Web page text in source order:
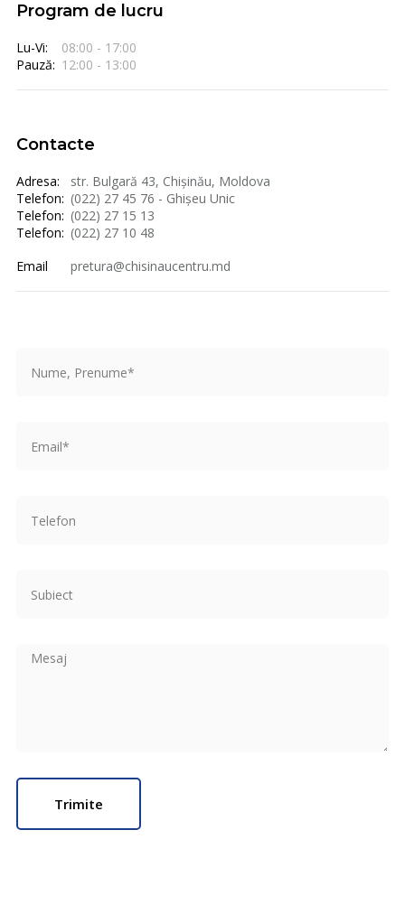
Program de lucru
Lu-Vi:
08:00 - 17:00
Pauză: 12:00 - 13:00
Contacte
Adresa:
str. Bulgară 43, Chișinău, Moldova
Telefon: (022) 27 45 76 - Ghișeu Unic
Telefon: (022) 27 15 13
Telefon: (022) 27 10 48
Email
pretura@chisinaucentru.md